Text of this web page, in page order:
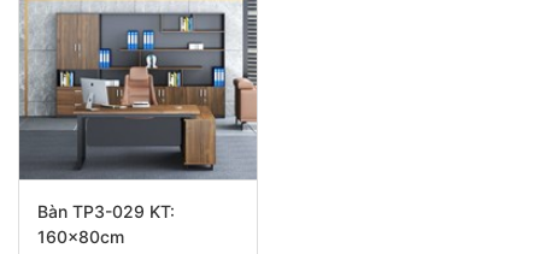
Bàn TP3-029 KT:
160x80cm